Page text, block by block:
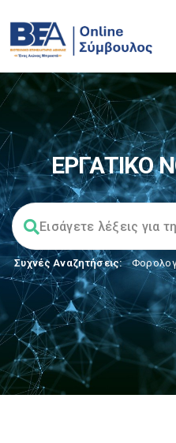
ΕΡΓΑΤΙΚΟ
Συχνές Αναζητήσεις: